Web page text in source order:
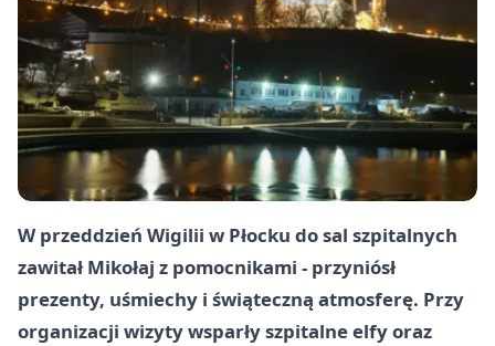
W przeddzień Wigilii w Płocku do sal szpitalnych
zawitał Mikołaj z pomocnikami - przyniósł
prezenty, uśmiechy i świąteczną atmosferę. Przy
organizacji wizyty wsparły szpitalne elfy oraz